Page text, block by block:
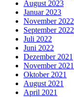
August 2023
Januar 2023
November 2022
September 2022
Juli 2022
Juni 2022
Dezember 2021
November 2021
Oktober 2021
August 2021
April 2021